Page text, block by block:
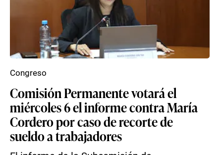
Comisión Permanente votará el
miércoles 6 el informe contra María
Cordero por caso de recorte de
sueldo a trabajadores
Congreso